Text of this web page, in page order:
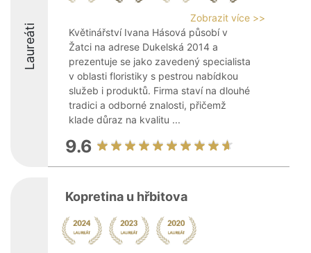
Laureáti
Zobrazit více >>
Květinářství Ivana Hásová působí v
Žatci na adrese Dukelská 2014 a
prezentuje se jako zavedený specialista
v oblasti floristiky s pestrou nabídkou
služeb i produktů. Firma staví na dlouhé
tradici a odborné znalosti, přičemž
klade důraz na kvalitu ...
9.6
Kopretina u hřbitova